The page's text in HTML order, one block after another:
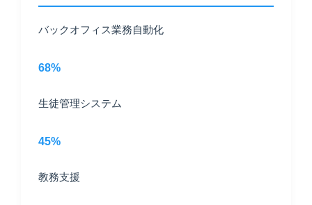
バックオフィス業務自動化
68%
生徒管理システム
45%
教務支援